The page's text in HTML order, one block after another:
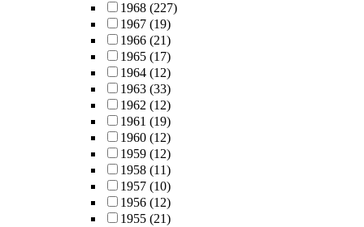
1968 (227)
1967 (19)
1966 (21)
1965 (17)
1964 (12)
1963 (33)
1962 (12)
1961 (19)
1960 (12)
1959 (12)
1958 (11)
1957 (10)
1956 (12)
1955 (21)